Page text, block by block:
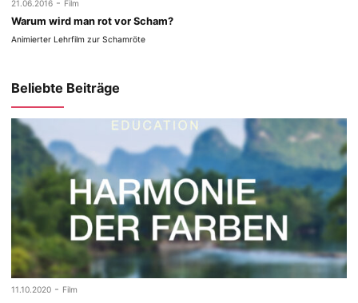
21.06.2016 - Film
Warum wird man rot vor Scham?
Animierter Lehrfilm zur Schamröte
Beliebte Beiträge
11.10.2020 - Film